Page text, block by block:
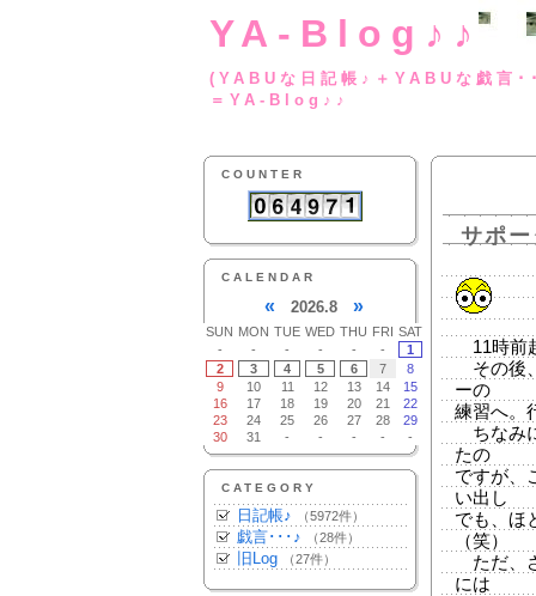
YA-Blog♪♪
(YABUな日記帳♪
＝YA-Blog♪♪
COUNTER
CALENDAR
« 2026.8 »
SUN MON TUE WED THU FRI SAT
-
- - - - -
1
2
3 4 5 6 7
8
9
10 11 12 13 14
15
16
17 18 19 20 21
22
23
24 25 26 27 28
29
30
31 - - - - -
CATEGORY
日記帳♪ （5972件）
戯言･･･♪ （28件）
旧Log （27件）
サポ
11時前
その後
ーの
練習へ。
ちなみ
たの
ですが、
い出し
でも、ほ
（笑）
ただ、
には